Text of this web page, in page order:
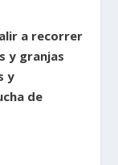
a recorrer
y granjas
y
de